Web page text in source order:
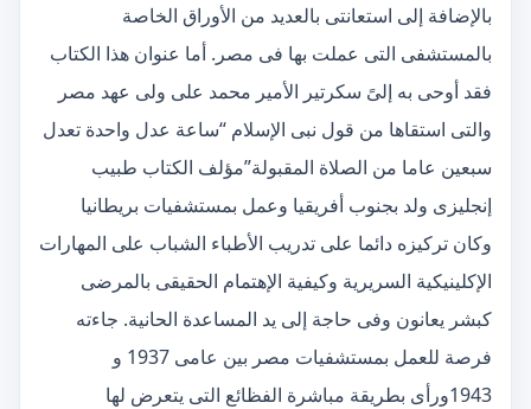
بالإضافة إلى استعانتى بالعديد من الأوراق الخاصة
بالمستشفى التى عملت بها فى مصر. أما عنوان هذا الكتاب
فقد أوحى به إلىً سكرتير الأمير محمد على ولى عهد مصر
والتى استقاها من قول نبى الإسلام “ساعة عدل واحدة تعدل
سبعين عاما من الصلاة المقبولة”مؤلف الكتاب طبيب
إنجليزى ولد بجنوب أفريقيا وعمل بمستشفيات بريطانيا
وكان تركيزه دائما على تدريب الأطباء الشباب على المهارات
الإكلينيكية السريرية وكيفية الإهتمام الحقيقى بالمرضى
كبشر يعانون وفى حاجة إلى يد المساعدة الحانية. جاءته
فرصة للعمل بمستشفيات مصر بين عامى 1937 و
1943ورأى بطريقة مباشرة الفظائع التى يتعرض لها